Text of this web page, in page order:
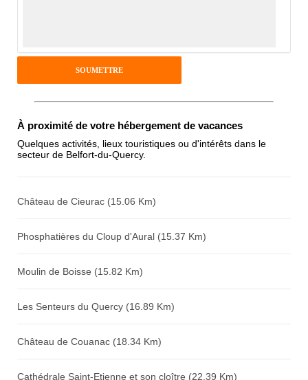
Pseudo :
À proximité de votre hébergement de vacances
Quelques activités, lieux touristiques ou d'intérêts dans le
secteur de Belfort-du-Quercy.
Château de Cieurac (15.06 Km)
Phosphatières du Cloup d'Aural (15.37 Km)
Moulin de Boisse (15.82 Km)
Les Senteurs du Quercy (16.89 Km)
Château de Couanac (18.34 Km)
Cathédrale Saint-Etienne et son cloître (22.39 Km)